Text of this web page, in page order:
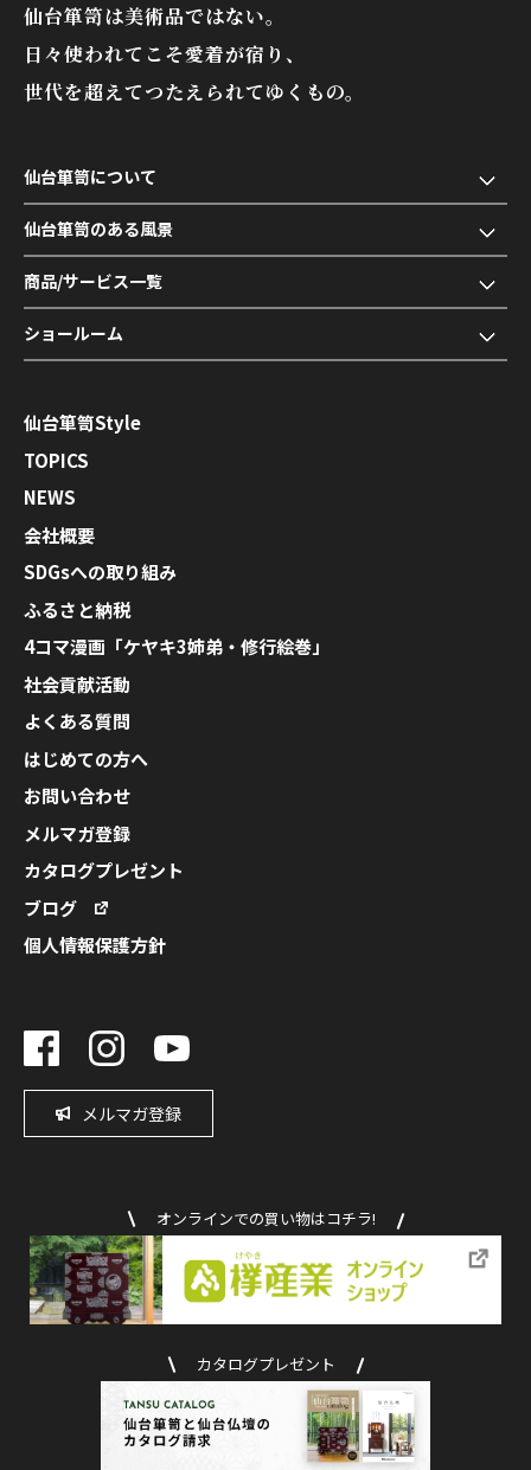
仙台箪笥は美術品ではない。
日々使われてこそ愛着が宿り、
世代を超えてつたえられてゆくもの。
仙台箪笥について
仙台箪笥のある風景
商品/サービス一覧
ショールーム
仙台箪笥Style
TOPICS
NEWS
会社概要
SDGsへの取り組み
ふるさと納税
4コマ漫画「ケヤキ3姉弟・修行絵巻」
社会貢献活動
よくある質問
はじめての方へ
お問い合わせ
メルマガ登録
カタログプレゼント
ブログ
個人情報保護方針
メルマガ登録
オンラインでの買い物はコチラ!
カタログプレゼント